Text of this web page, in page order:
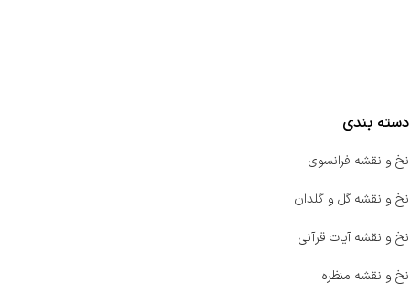
دسته بندی
نخ و نقشه فرانسوی
نخ و نقشه گل و گلدان
نخ و نقشه آیات قرآنی
نخ و نقشه منظره